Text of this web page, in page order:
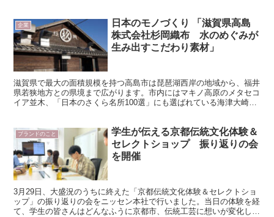
企業
日本のモノづくり 「滋賀県高島
株式会社杉岡織布 水のめぐみが
生み出すこだわり素材」
滋賀県で最大の面積規模を持つ高島市は琵琶湖西岸の地域から、福井
県若狭地方との県境まで広がります。市内にはマキノ高原のメタセコ
イア並木、「日本のさくら名所100選」にも選ばれている海津大崎な
ブランドのこと
学生が伝える京都伝統文化体験＆
セレクトショップ 振り返りの会
を開催
3月29日、大盛況のうちに終えた「京都伝統文化体験＆セレクトショ
ップ」の振り返りの会をニッセン本社で行いました。当日の体験を経
て、学生の皆さんはどんなふうに京都市、伝統工芸に想いが変化して